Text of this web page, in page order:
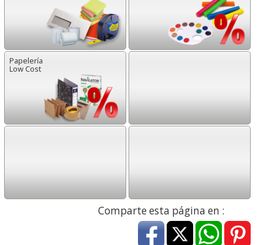
Papelería
Low Cost
Comparte esta página en :